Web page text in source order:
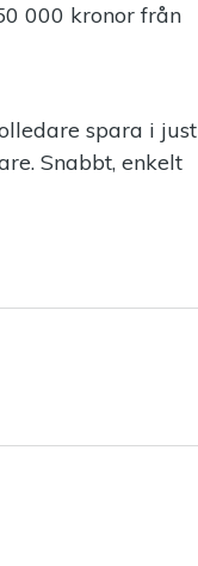
000 kronor från
spara i just
Snabbt, enkelt